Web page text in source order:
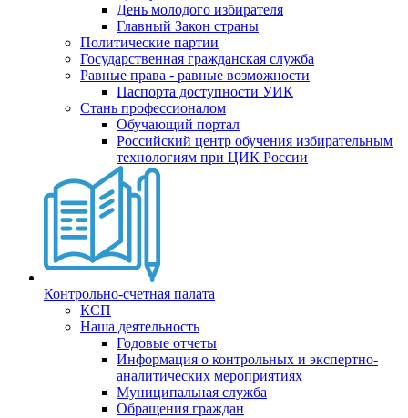
День молодого избирателя
Главный Закон страны
Политические партии
Государственная гражданская служба
Равные права - равные возможности
Паспорта доступности УИК
Стань профессионалом
Обучающий портал
Российский центр обучения избирательным
технологиям при ЦИК России
Контрольно-счетная палата
КСП
Наша деятельность
Годовые отчеты
Информация о контрольных и экспертно-
аналитических мероприятиях
Муниципальная служба
Обращения граждан